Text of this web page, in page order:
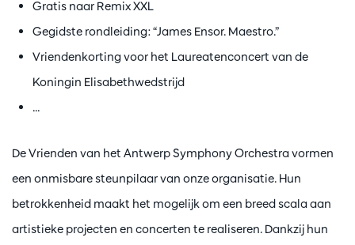
Gratis naar Remix XXL
Gegidste rondleiding: “James Ensor. Maestro.”
Vriendenkorting voor het Laureatenconcert van de
Koningin Elisabethwedstrijd
...
De Vrienden van het Antwerp Symphony Orchestra vormen
een onmisbare steunpilaar van onze organisatie. Hun
betrokkenheid maakt het mogelijk om een breed scala aan
artistieke projecten en concerten te realiseren. Dankzij hun